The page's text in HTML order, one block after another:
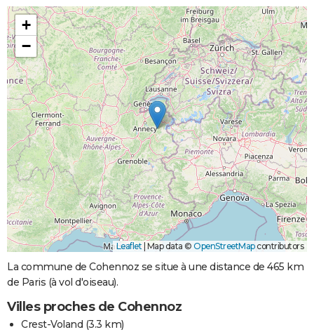
+
−
Leaflet Map data © OpenStreetMapcontributors
La commune de Cohennoz se situe à une distance de 465 km
de Paris (à vol d'oiseau).
Villes proches de Cohennoz
Crest-Voland (3.3 km)